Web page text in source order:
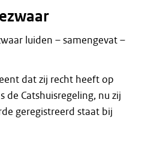
luiden – samengevat –
dat zij recht heeft op
de Catshuisregeling, nu zij
geregistreerd staat bij